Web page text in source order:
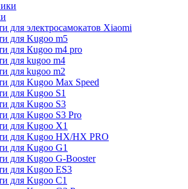
для электросамокатов Xiaomi
для Kugoo m5
для Кugoo m4 pro
для kugoo m4
для kugoo m2
для Kugoo Max Speed
для Kugoo S1
для Kugoo S3
для Kugoo S3 Pro
для Kugoo X1
для Kugoo HX/HX PRO
для Kugoo G1
для Kugoo G-Booster
для Kugoo ES3
для Kugoo C1